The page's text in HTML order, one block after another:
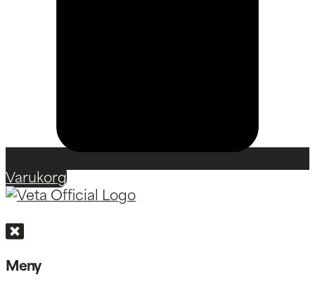
Varukorg
Meny